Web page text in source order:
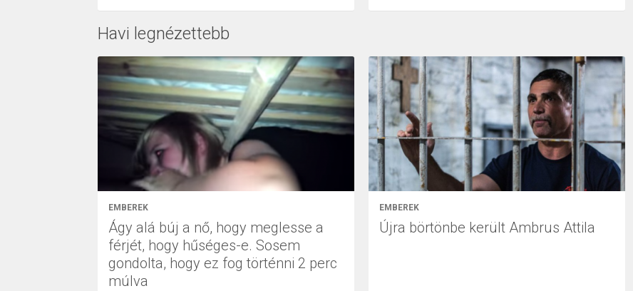
Havi legnézettebb
EMBEREK
Ágy alá búj a nő, hogy meglesse a
férjét, hogy hűséges-e. Sosem
gondolta, hogy ez fog történni 2 perc
múlva
EMBEREK
Újra börtönbe került Ambrus Attila